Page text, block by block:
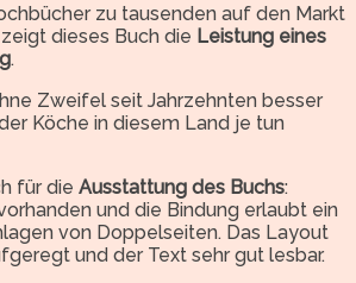
zu tausenden auf den Markt
dieses Buch die Leistung eines
.
Zweifel seit Jahrzehnten besser
Köche in diesem Land je tun
für die Ausstattung des Buchs:
und die Bindung erlaubt ein
von Doppelseiten. Das Layout
und der Text sehr gut lesbar.